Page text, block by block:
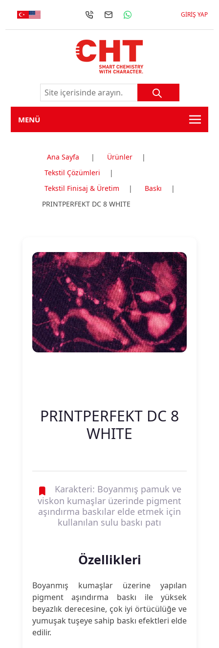
GIRIŞ YAP
MENÜ
Ana Sayfa | Ürünler
|
Tekstil Çözümleri
|
Tekstil Finisaj & Üretim
| Baskı
|
PRINTPERFEKT DC 8 WHITE
PRINTPERFEKT DC 8
WHITE
Karakteri: Boyanmış pamuk ve
viskon kumaşlar üzerinde pigment
aşındırma baskılar elde etmek için
kullanılan sulu baskı patı
Özellikleri
Boyanmış kumaşlar üzerine yapılan
pigment aşındırma baskı ile yüksek
beyazlık derecesine, çok iyi örtücülüğe ve
yumuşak tuşeye sahip baskı efektleri elde
edilir.